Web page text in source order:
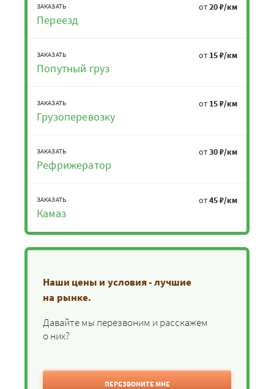
ЗАКАЗАТЬ
Переезд
от20 ₽/км
ЗАКАЗАТЬ
Попутный груз
от 15 ₽/км
ЗАКАЗАТЬ
Грузоперевозку
от 15 ₽/км
ЗАКАЗАТЬ
Рефрижератор
от30 ₽/км
ЗАКАЗАТЬ
Камаз
от45 ₽/км
Наши цены и условия - лучшие
на рынке.
Давайте мы перезвоним и расскажем
о них?
ПЕРЕЗВОНИТЕ МНЕ